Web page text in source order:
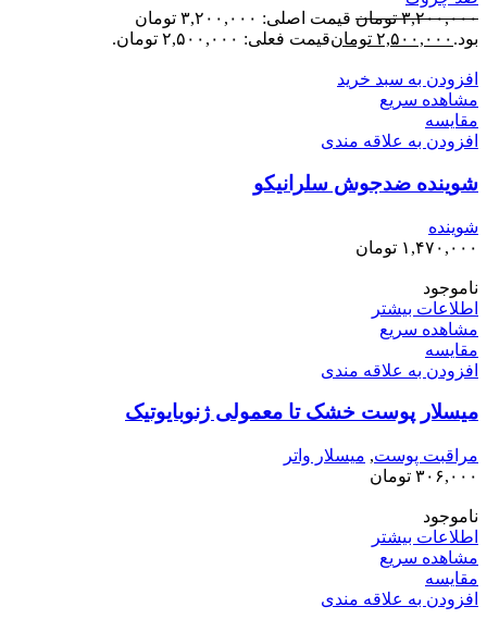
۳,۲۰۰,۰۰۰ تومان
قیمت اصلی: ۳,۲۰۰,۰۰۰ تومان
بود. ۲,۵۰۰,۰۰۰ تومانقیمت فعلی: ۲,۵۰۰,۰۰۰ تومان.
افزودن به سبد خرید
مشاهده سریع
مقایسه
افزودن به علاقه مندی
شوینده ضدجوش سلرانیکو
شوینده
۱,۴۷۰,۰۰۰ تومان
ناموجود
اطلاعات بیشتر
مشاهده سریع
مقایسه
افزودن به علاقه مندی
میسلار پوست خشک تا معمولی ژنوبایوتیک
مراقبت پوست, میسلار واتر
۳۰۶,۰۰۰ تومان
ناموجود
اطلاعات بیشتر
مشاهده سریع
مقایسه
افزودن به علاقه مندی